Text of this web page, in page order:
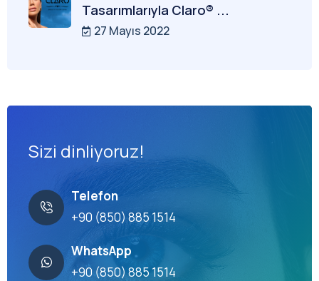
Tasarımlarıyla Claro® ...
27 Mayıs 2022
Sizi dinliyoruz!
Telefon
+90 (850) 885 1514
WhatsApp
+90 (850) 885 1514